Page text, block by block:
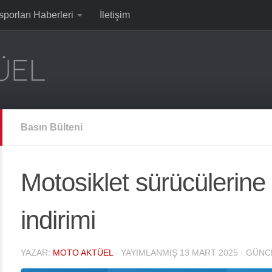
Haberleri İletişim
Basın Bülteni
Motosiklet sürücülerine
indirimi
YAZAR: MOTO AKTÜEL · YAYIMLANMIŞ 13 MART 2025 ·